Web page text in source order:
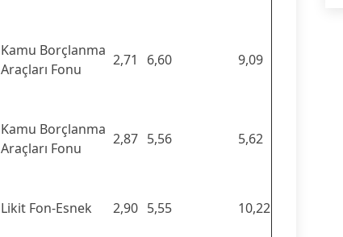
Kamu Borçlanma
Araçları Fonu
2,71 6,60 9,09
Kamu Borçlanma
Araçları Fonu
2,87 5,56 5,62
Likit Fon-Esnek 2,90 5,55 10,22